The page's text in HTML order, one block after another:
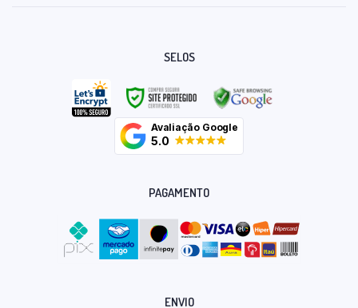
SELOS
Avaliação Google
5.0
PAGAMENTO
ENVIO